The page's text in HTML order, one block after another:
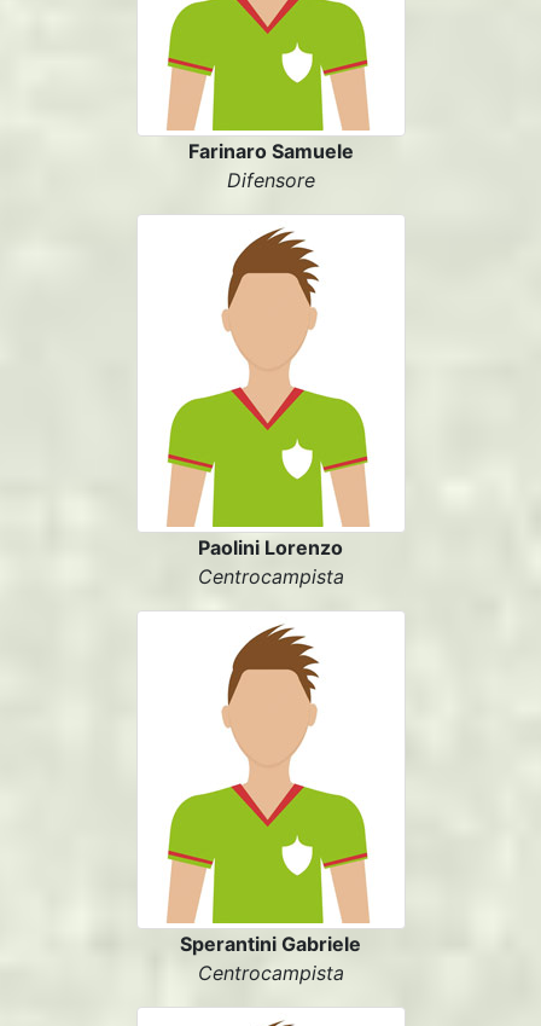
Farinaro Samuele
Difensore
Paolini Lorenzo
Centrocampista
Sperantini Gabriele
Centrocampista